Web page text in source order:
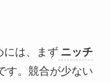
には、まず ニッチ
す。競合が少ない